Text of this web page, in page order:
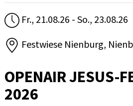
Fr., 21.08.26 - So., 23.08.26
Festwiese Nienburg,
OPENAIR JESUS-
2026